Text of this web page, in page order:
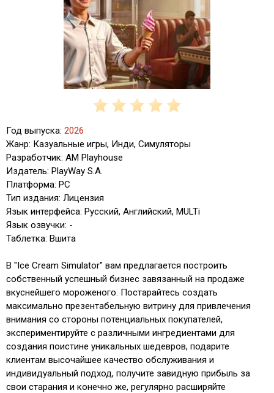
Год выпуска: 2026
Жанр: Казуальные игры, Инди, Симуляторы
Разработчик: AM Playhouse
Издатель: PlayWay S.A.
Платформа: PC
Тип издания: Лицензия
Язык интерфейса: Русский, Английский, MULTi
Язык озвучки: -
Таблетка: Вшита
В "Ice Cream Simulator" вам предлагается построить
собственный успешный бизнес завязанный на продаже
вкуснейшего мороженого. Постарайтесь создать
максимально презентабельную витрину для привлечения
внимания со стороны потенциальных покупателей,
экспериментируйте с различными ингредиентами для
создания поистине уникальных шедевров, подарите
клиентам высочайшее качество обслуживания и
индивидуальный подход, получите завидную прибыль за
свои старания и конечно же, регулярно расширяйте